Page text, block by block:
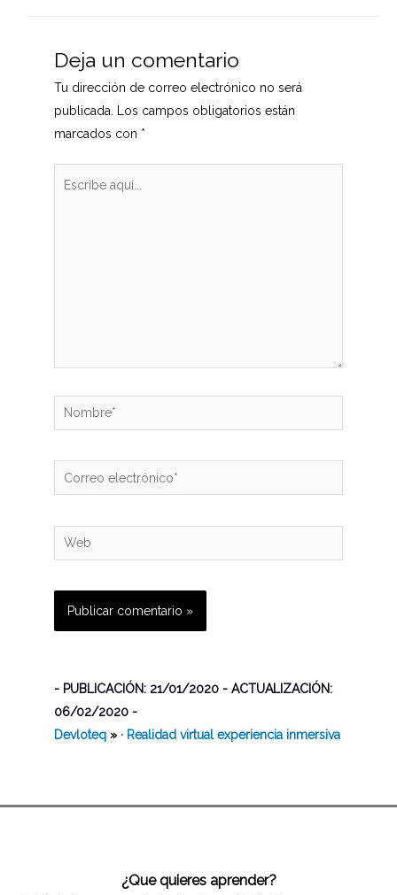
Deja un comentario
Tu dirección de correo electrónico no será
publicada.
Los campos obligatorios están
marcados con *
Nombre*
Correo
electrónico*
Web
- PUBLICACIÓN: 21/01/2020 - ACTUALIZACIÓN:
06/02/2020 -
Devloteq» · Realidad virtual experiencia inmersiva
¿Que quieres aprender?